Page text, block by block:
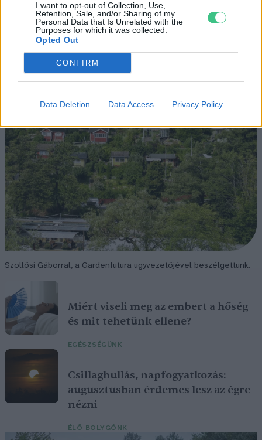
I want to opt-out of Collection, Use,
Retention, Sale, and/or Sharing of my
Personal Data that Is Unrelated with the
Purposes for which it was collected.
Opted Out
CONFIRM
Data Deletion Data Access Privacy Policy
Szöllősi Gáborral, a Gardenfutura ügyvezetőjével beszélgettünk.
Miért viseli meg az embert a hőség
és mit tehetünk ellene?
EGÉSZSÉGÜNK
Csillaghullás, napfogyatkozás:
augusztusban érdemes lesz az égre
nézni
ÉLŐ BOLYGÓNK